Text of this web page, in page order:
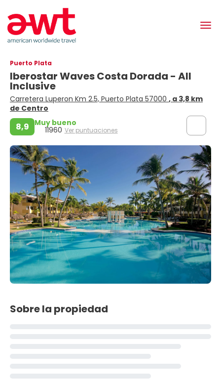
Puerto Plata
Iberostar Waves Costa Dorada - All
Inclusive
Carretera Luperon Km 2.5, Puerto Plata 57000 , a 3,8 km
de Centro
8,9 Muy bueno
11960 Ver puntuaciones
Sobre la propiedad